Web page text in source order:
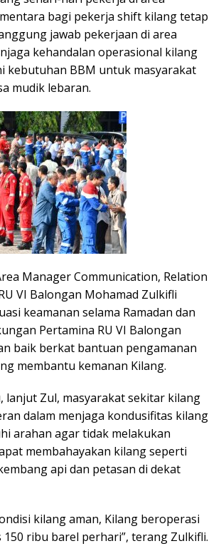
bagi pekerja shift kilang tetap
jawab pekerjaan di area
kehandalan operasional kilang
kebutuhan BBM untuk masyarakat
mudik lebaran.
Manager Communication, Relation
VI Balongan Mohamad Zulkifli
keamanan selama Ramadan dan
Pertamina RU VI Balongan
baik berkat bantuan pengamanan
membantu kemanan Kilang.
lanjut Zul, masyarakat sekitar kilang
dalam menjaga kondusifitas kilang
arahan agar tidak melakukan
membahayakan kilang seperti
api dan petasan di dekat
kilang aman, Kilang beroperasi
150 ribu barel perhari”, terang Zulkifli.